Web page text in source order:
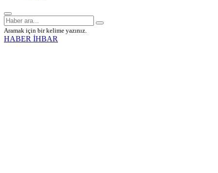
Aramak için bir kelime yazınız.
HABER İHBAR